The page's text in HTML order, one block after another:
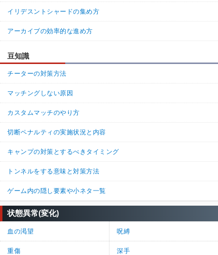
イリデスントシャードの集め方
アーカイブの効率的な進め方
豆知識
チーターの対策方法
マッチングしない原因
カスタムマッチのやり方
切断ペナルティの実施状況と内容
キャンプの対策とするべきタイミング
トンネルをする意味と対策方法
ゲーム内の隠し要素や小ネタ一覧
状態異常(変化)
血の渇望 呪縛
重傷 深手